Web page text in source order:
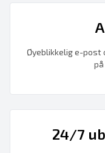
Øyeblikkelig e-post
24/7